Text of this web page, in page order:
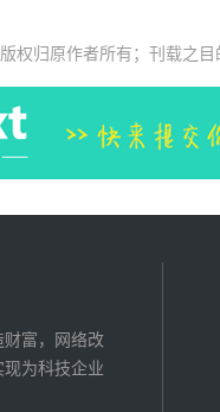
权归原作者所有；刊载之
财富，网络改
为科技企业